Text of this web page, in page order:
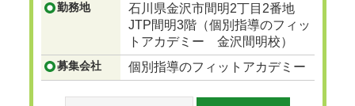
勤務地
石川県金沢市間明2丁目2番地
JTP間明3階（個別指導のフィッ
トアカデミー 金沢間明校）
募集会社 個別指導のフィットアカデミー